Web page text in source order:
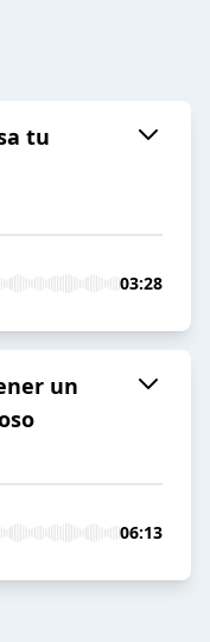
tu
03:28
un
06:13